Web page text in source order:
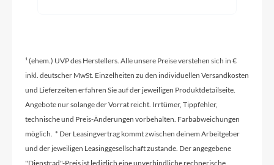
Sattelklemme
KTM Team Light CL-FJ21 - 31,8mm
Griffe
¹ (ehem.) UVP des Herstellers. Alle unsere Preise verstehen sich in €
inkl. deutscher MwSt. Einzelheiten zu den individuellen Versandkosten
und Lieferzeiten erfahren Sie auf der jeweiligen Produktdetailseite.
Angebote nur solange der Vorrat reicht. Irrtümer, Tippfehler,
technische und Preis-Änderungen vorbehalten. Farbabweichungen
möglich. * Der Leasingvertrag kommt zwischen deinem Arbeitgeber
und der jeweiligen Leasinggesellschaft zustande. Der angegebene
"Dienstrad"-Preis ist lediglich eine unverbindliche rechnerische